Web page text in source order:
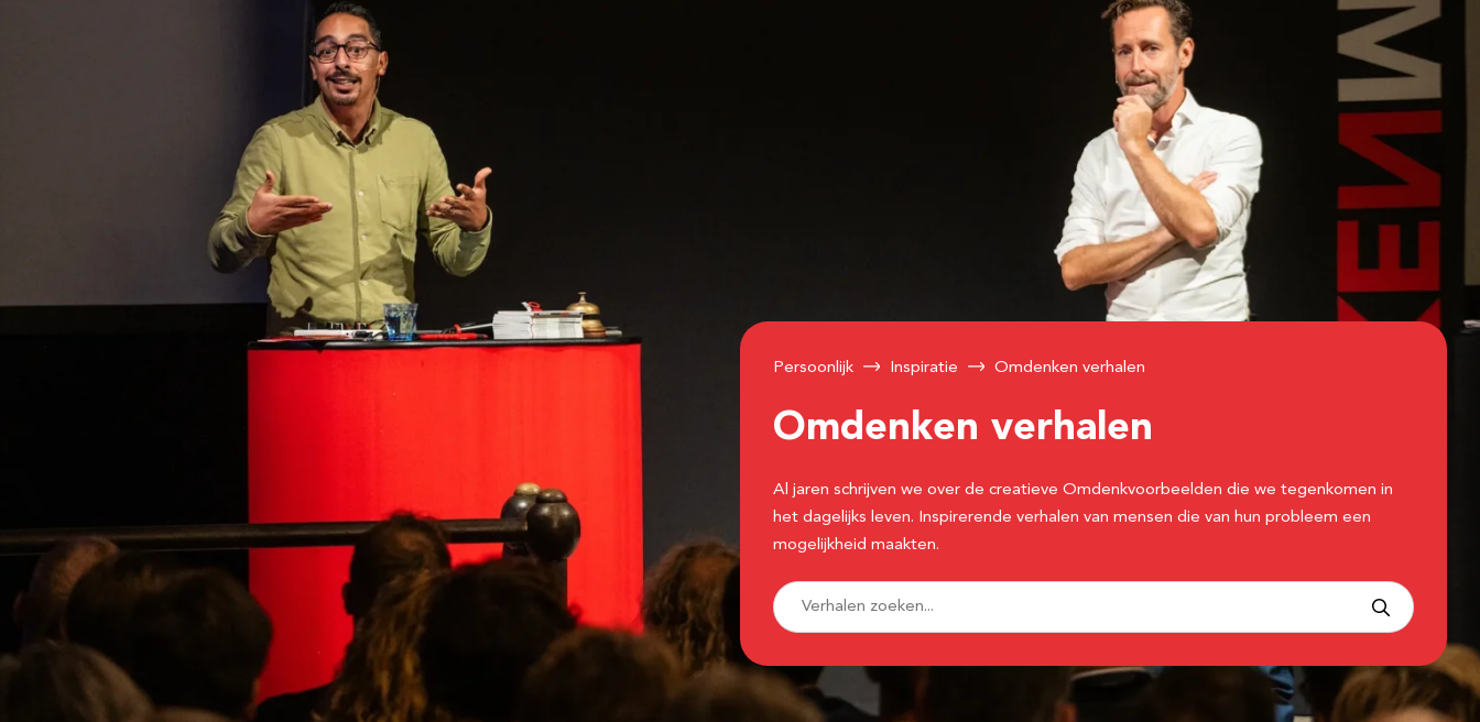
Persoonlijk Inspiratie Omdenken verhalen
Omdenken verhalen
Al jaren schrijven we over de creatieve Omdenkvoorbeelden die we tegenkomen in
het dagelijks leven. Inspirerende verhalen van mensen die van hun probleem een
mogelijkheid maakten.